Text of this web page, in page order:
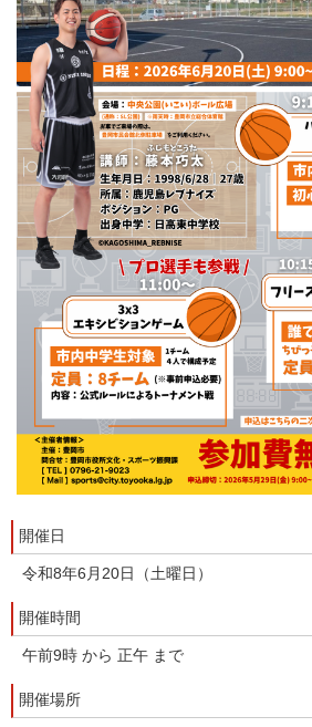
開催日
令和8年6月20日（土曜日）
開催時間
午前9時 から 正午 まで
開催場所